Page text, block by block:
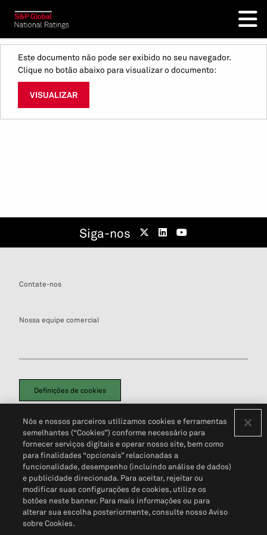
Este documento não pode ser exibido no seu navegador.
Clique no botão abaixo para visualizar o documento:
VISUALIZAR
Siga-nos
Contate-nos
Nossa equipe comercial
Definições de cookies
Política de PrivacidadePortal de privacidade do cliente (em inglês)
Não Venda Minhas Informações Pessoais© 2026 S&P Global
Nós e nossos parceiros utilizamos cookies e ferramentas
semelhantes (“Cookies”) conforme necessário para
fornecer serviços digitais e operar nosso site, bem como
para finalidades “opcionais” relacionadas a
funcionalidade, desempenho (incluindo análise de dados)
e publicidade direcionada. Para aceitar, rejeitar ou
modificar suas configurações de cookies, utilize os
botões neste banner. Para mais informações ou para
alterar sua escolha posteriormente, consulte nosso Aviso
sobre Cookies.